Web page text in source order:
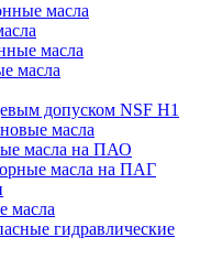
масла
масла
масла
допуском NSF H1
масла
масла на ПАО
масла на ПАГ
масла
гидравлические